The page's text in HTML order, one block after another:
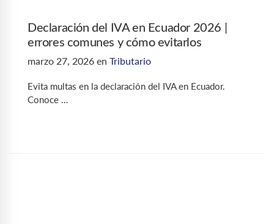
Declaración del IVA en Ecuador 2026 |
errores comunes y cómo evitarlos
marzo 27, 2026 en Tributario
Evita multas en la declaración del IVA en Ecuador.
Conoce …